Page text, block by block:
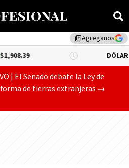
library_addAgreganos
DÓLAR BNA
| El Senado debate la Ley de
de tierras extranjeras →